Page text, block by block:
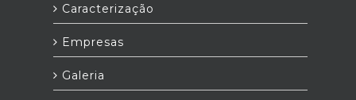
Caracterização
Empresas
Galeria